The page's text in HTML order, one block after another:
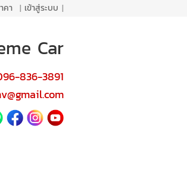
คา | เข้าสู่ระบบ |
Car
836-3891